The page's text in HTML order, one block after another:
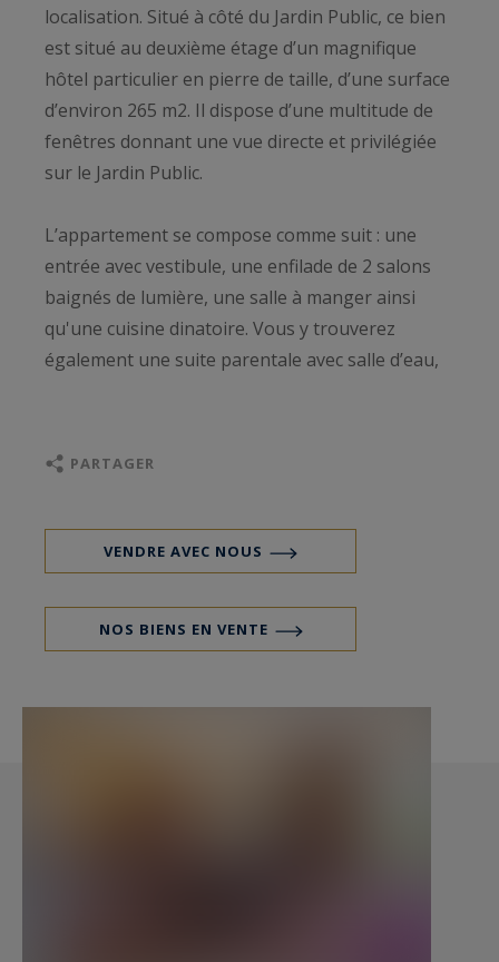
localisation. Situé à côté du Jardin Public, ce bien
est situé au deuxième étage d’un magnifique
hôtel particulier en pierre de taille, d’une surface
d’environ 265 m2. Il dispose d’une multitude de
fenêtres donnant une vue directe et privilégiée
sur le Jardin Public.
L’appartement se compose comme suit : une
entrée avec vestibule, une enfilade de 2 salons
baignés de lumière, une salle à manger ainsi
qu'une cuisine dinatoire. Vous y trouverez
également une suite parentale avec salle d’eau,
Côté amis : trois chambres et trois salles d’eau.
Pas de procédure en cours.
codes bourgeois tellement pérennes de cet
PARTAGER
VENDRE AVEC NOUS
NOS BIENS EN VENTE